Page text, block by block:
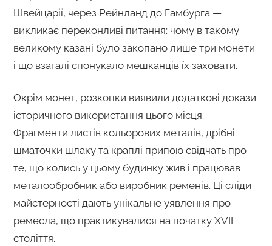
Швейцарії, через Рейнланд до Гамбурга —
викликає переконливі питання: чому в такому
великому казані було закопано лише три монети
і що взагалі спонукало мешканців їх заховати.
Окрім монет, розкопки виявили додаткові докази
історичного використання цього місця.
Фрагменти листів кольорових металів, дрібні
шматочки шлаку та краплі припою свідчать про
те, що колись у цьому будинку жив і працював
металообробник або виробник ременів. Ці сліди
майстерності дають унікальне уявлення про
ремесла, що практикувалися на початку XVII
століття.